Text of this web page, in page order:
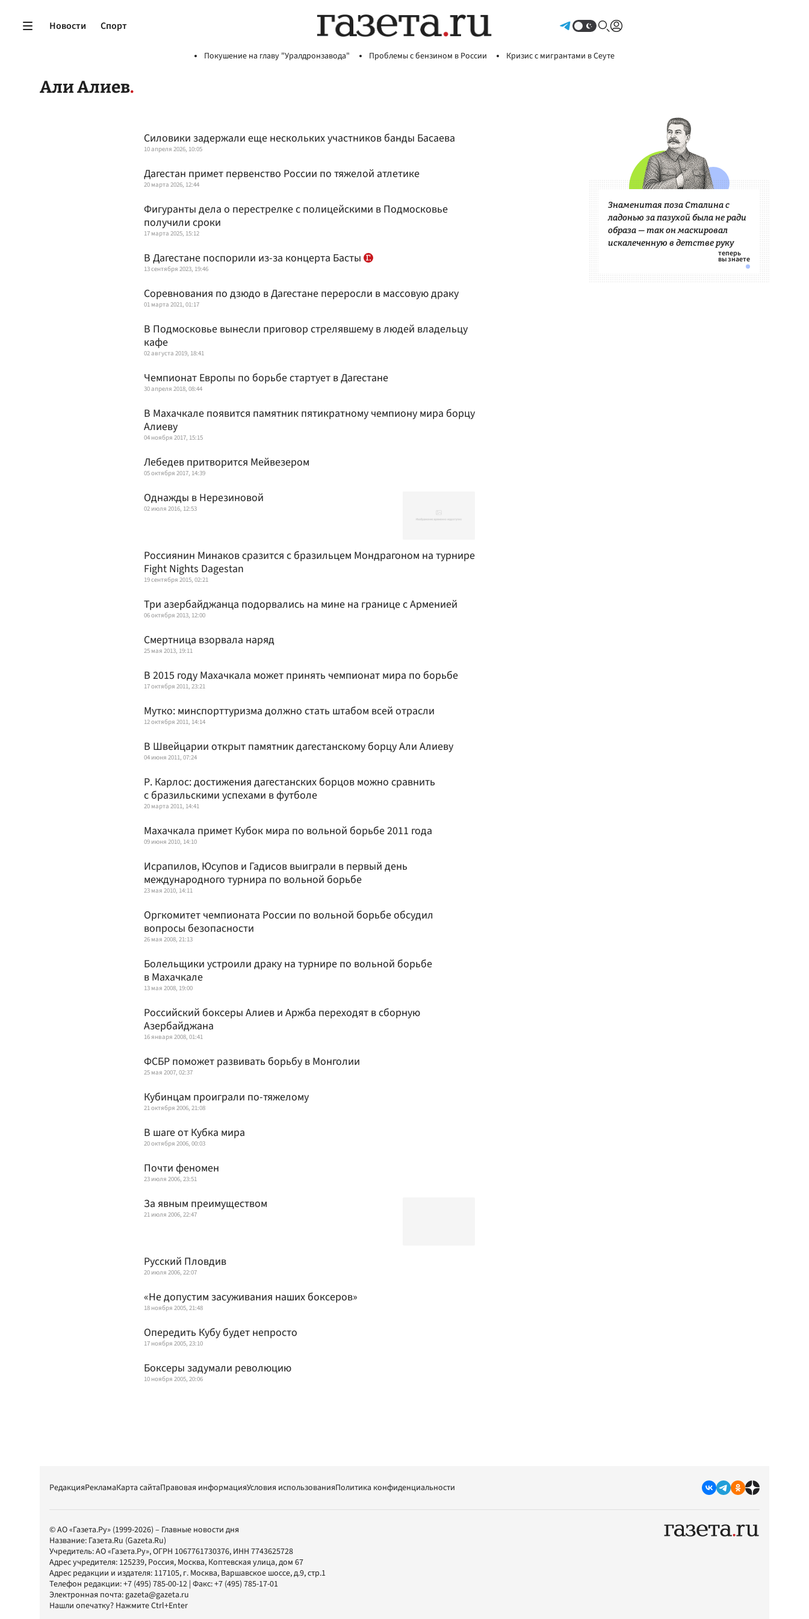
Новости Спорт
Покушение на главу "Уралдронзавода" Проблемы с бензином в России Кризис с мигрантами в Сеуте
Али Алиев
Силовики задержали еще нескольких участников банды Басаева
10 апреля 2026, 10:05
Дагестан примет первенство России по тяжелой атлетике
20 марта 2026, 12:44
Фигуранты дела о перестрелке с полицейскими в Подмосковье
получили сроки
17 марта 2025, 15:12
В Дагестане поспорили из-за концерта Басты
13 сентября 2023, 19:46
Соревнования по дзюдо в Дагестане переросли в массовую драку
01 марта 2021, 01:17
В Подмосковье вынесли приговор стрелявшему в людей владельцу
кафе
02 августа 2019, 18:41
Чемпионат Европы по борьбе стартует в Дагестане
30 апреля 2018, 08:44
В Махачкале появится памятник пятикратному чемпиону мира борцу
Алиеву
04 ноября 2017, 15:15
Лебедев притворится Мейвезером
05 октября 2017, 14:39
Однажды в Нерезиновой
02 июля 2016, 12:53
Россиянин Минаков сразится с бразильцем Мондрагоном на турнире
Fight Nights Dagestan
19 сентября 2015, 02:21
Три азербайджанца подорвались на мине на границе с Арменией
06 октября 2013, 12:00
Смертница взорвала наряд
25 мая 2013, 19:11
В 2015 году Махачкала может принять чемпионат мира по борьбе
17 октября 2011, 23:21
Мутко: минспорттуризма должно стать штабом всей отрасли
12 октября 2011, 14:14
В Швейцарии открыт памятник дагестанскому борцу Али Алиеву
04 июня 2011, 07:24
Р. Карлос: достижения дагестанских борцов можно сравнить
с бразильскими успехами в футболе
20 марта 2011, 14:41
Махачкала примет Кубок мира по вольной борьбе 2011 года
09 июня 2010, 14:10
Исрапилов, Юсупов и Гадисов выиграли в первый день
международного турнира по вольной борьбе
23 мая 2010, 14:11
Оргкомитет чемпионата России по вольной борьбе обсудил
вопросы безопасности
26 мая 2008, 21:13
Болельщики устроили драку на турнире по вольной борьбе
в Махачкале
13 мая 2008, 19:00
Российский боксеры Алиев и Аржба переходят в сборную
Азербайджана
16 января 2008, 01:41
ФСБР поможет развивать борьбу в Монголии
25 мая 2007, 02:37
Кубинцам проиграли по-тяжелому
21 октября 2006, 21:08
В шаге от Кубка мира
20 октября 2006, 00:03
Почти феномен
23 июля 2006, 23:51
За явным преимуществом
21 июля 2006, 22:47
Русский Пловдив
20 июля 2006, 22:07
«Не допустим засуживания наших боксеров»
18 ноября 2005, 21:48
Опередить Кубу будет непросто
17 ноября 2005, 23:10
Боксеры задумали революцию
10 ноября 2005, 20:06
Знаменитая поза Сталина с
ладонью за пазухой была не ради
образа — так он маскировал
искалеченную в детстве руку
РедакцияРекламаКарта сайтаПравовая информацияУсловия использованияПолитика конфиденциальности
© АО «Газета.Ру» (1999-2026) – Главные новости дня
Название: Газета.Ru (Gazeta.Ru)
Учредитель:АО «Газета.Ру», ОГРН 1067761730376, ИНН 7743625728
Адрес учредителя: 125239, Россия, Москва, Коптевская улица, дом 67
Адрес редакции и издателя: 117105, г. Москва, Варшавское шоссе, д.9, стр.1
Телефон редакции:+7 (495) 785-00-12 | Факс:+7 (495) 785-17-01
Электронная почта:gazeta@gazeta.ru
Нашли опечатку? Нажмите Ctrl+Enter